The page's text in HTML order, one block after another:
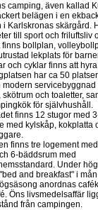
camping, även kallad
belägen i en
i Karlskronas skärgård.
till sport och friluftsliv
finns bollplan,
lekplats för
och cyklar finns att
har ca 50
modern servicebyggnad
skötrum och toaletter,
för självhushåll.
finns 12 stugor med
med kylskåp, kokplatta
finns tre logement
6-bäddsrum med
Under
and breakfast" i
anordnas
Öns livsmedelsaffär
från campingen.